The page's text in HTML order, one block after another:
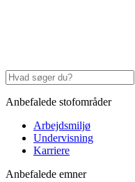
Anbefalede stofområder
Arbejdsmiljø
Undervisning
Karriere
Anbefalede emner